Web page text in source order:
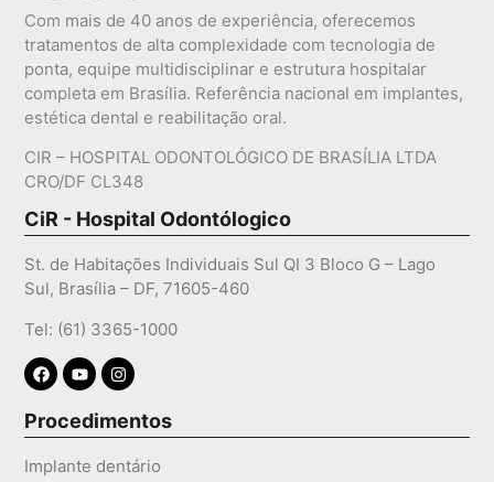
Com mais de 40 anos de experiência, oferecemos
tratamentos de alta complexidade com tecnologia de
ponta, equipe multidisciplinar e estrutura hospitalar
completa em Brasília. Referência nacional em implantes,
estética dental e reabilitação oral.
CIR – HOSPITAL ODONTOLÓGICO DE BRASÍLIA LTDA
CRO/DF CL348
CiR - Hospital Odontólogico
St. de Habitações Individuais Sul QI 3 Bloco G – Lago
Sul, Brasília – DF, 71605-460
Tel: (61) 3365-1000
Procedimentos
Implante dentário